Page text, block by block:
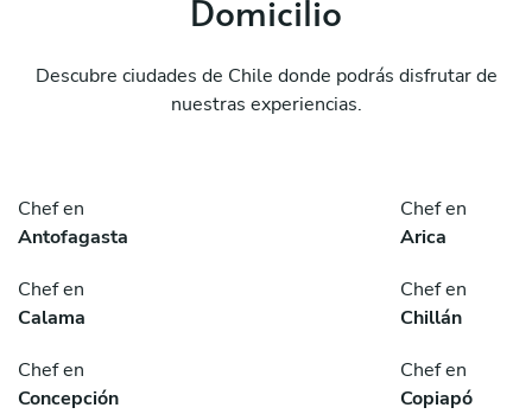
Domicilio
Descubre ciudades de Chile donde podrás disfrutar de
nuestras experiencias.
Chef en
Antofagasta
Chef en
Arica
Chef en
Calama
Chef en
Chillán
Chef en
Concepción
Chef en
Copiapó